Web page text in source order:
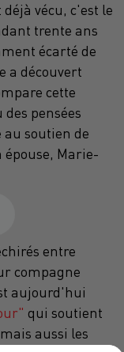
vécu, c'est le
trente ans
écarté de
a découvert
cette
pensées
soutien de
épouse, Marie-
entre
compagne
aujourd'hui
qui soutient
aussi les